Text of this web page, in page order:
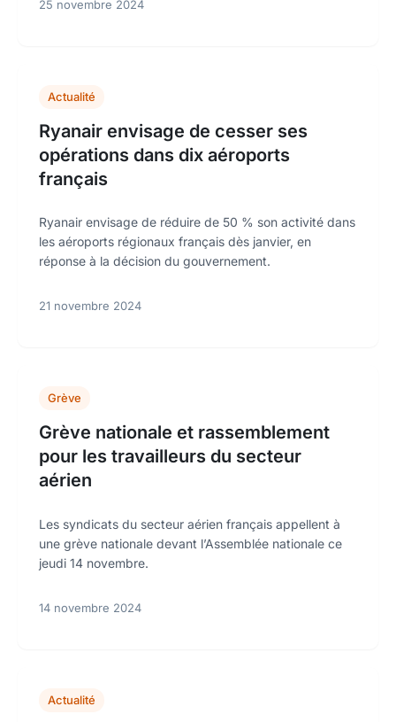
25 novembre 2024
Actualité
Ryanair envisage de cesser ses
opérations dans dix aéroports
français
Ryanair envisage de réduire de 50 % son activité dans
les aéroports régionaux français dès janvier, en
réponse à la décision du gouvernement.
21 novembre 2024
Grève
Grève nationale et rassemblement
pour les travailleurs du secteur
aérien
Les syndicats du secteur aérien français appellent à
une grève nationale devant l’Assemblée nationale ce
jeudi 14 novembre.
14 novembre 2024
Actualité